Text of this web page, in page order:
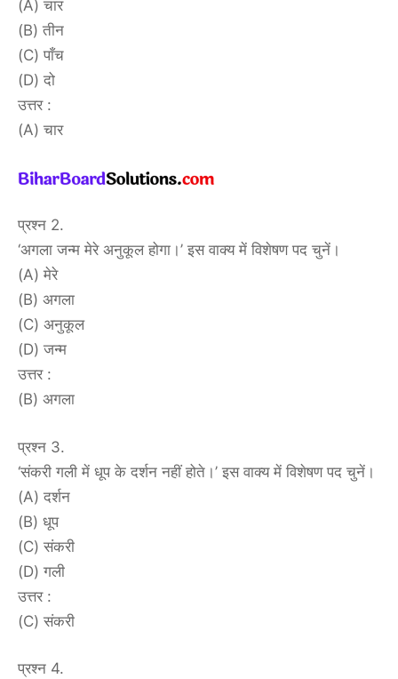
(A) चार
(B) तीन
(C) पाँच
(D) दो
उत्तर :
(A) चार
प्रश्न 2.
‘अगला जन्म मेरे अनुकूल होगा।’ इस वाक्य में विशेषण पद चुनें।
(A) मेरे
(B) अगला
(C) अनुकूल
(D) जन्म
उत्तर :
(B) अगला
प्रश्न 3.
‘संकरी गली में धूप के दर्शन नहीं होते।’ इस वाक्य में विशेषण पद चुनें।
(A) दर्शन
(B) धूप
(C) संकरी
(D) गली
उत्तर :
(C) संकरी
प्रश्न 4.